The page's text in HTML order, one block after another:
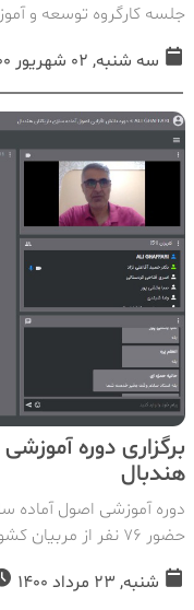
جلسه کارگروه توسعه و
سه شنبه, 02 شهریور 1400
برگزاری دوره
هندبال
دوره آموزشی اصول آماده
حضور ۷۶ نفر از مربیان کشور برگزار شد.
شنبه, 23 مرداد 1400